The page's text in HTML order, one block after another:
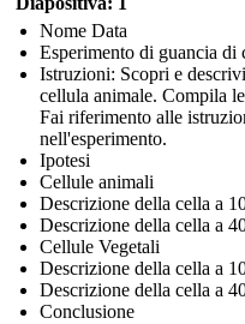
Nome Data
Esperimento di guancia di
Istruzioni: Scopri e
cellula animale. Compila
Fai riferimento alle
nell'esperimento.
Ipotesi
Cellule animali
Descrizione della cella a
Descrizione della cella a
Cellule Vegetali
Descrizione della cella a
Descrizione della cella a
Conclusione